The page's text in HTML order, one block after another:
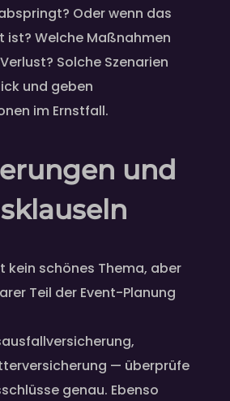
Oder wenn das
ist? Welche Maßnahmen
Solche Szenarien
und geben
im Ernstfall.
und
kein schönes Thema, aber
Teil der Event-Planung
— überprüfe
genau. Ebenso